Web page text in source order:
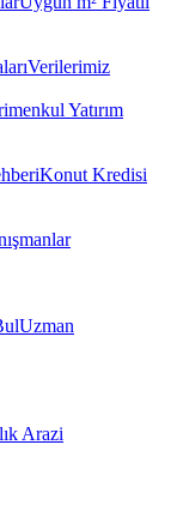
Verilerimiz
Yatırım
Konut Kredisi
Uzman
Arazi